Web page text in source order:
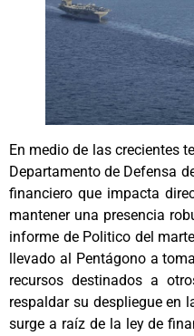
En medio de las crecientes
Departamento de Defensa
financiero que impacta
mantener una presencia
informe de Politico del
llevado al Pentágono a
recursos destinados a
respaldar su despliegue en
surge a raíz de la ley de